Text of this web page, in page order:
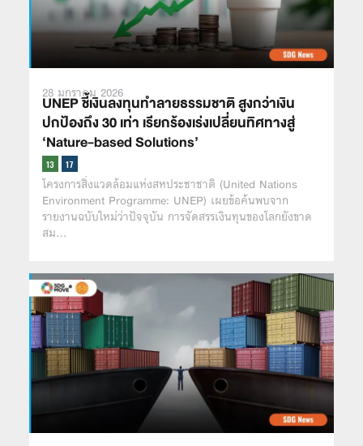
28 มกราคม 2026
UNEP ชี้เงินลงทุนทำลายธรรมชาติ สูงกว่าเงิน
ปกป้องถึง 30 เท่า เรียกร้องเร่งเปลี่ยนทิศทางสู่
‘Nature-based Solutions’
โครงการสิ่งแวดล้อมแห่งสหประชาชาติ (United Nations
Environment Programme: UNEP) เผยข้อค้นพบจาก
รายงานฉบับใหม่ว่าปัจจุบัน การจัดสรรเงินทุนของโลกยังขาด
สม…